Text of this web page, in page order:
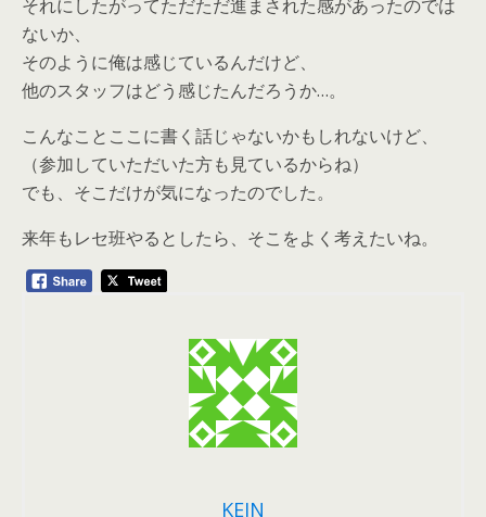
それにしたがってただただ進まされた感があったのでは
ないか、
そのように俺は感じているんだけど、
他のスタッフはどう感じたんだろうか…。
こんなことここに書く話じゃないかもしれないけど、
（参加していただいた方も見ているからね）
でも、そこだけが気になったのでした。
来年もレセ班やるとしたら、そこをよく考えたいね。
KEIN